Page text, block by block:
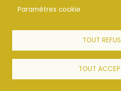
Paramètres cookie
TOUT
TOUT